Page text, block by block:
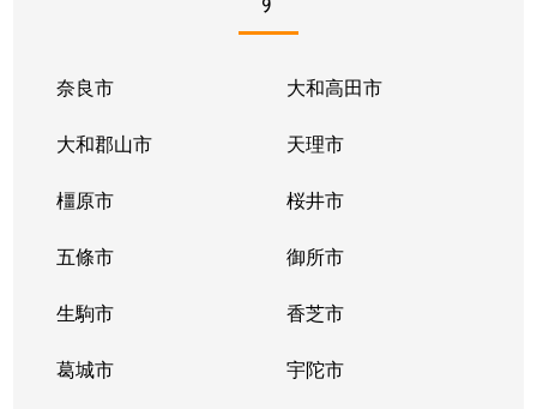
奈良市 大和高田市
大和郡山市 天理市
橿原市 桜井市
五條市 御所市
生駒市 香芝市
葛城市 宇陀市